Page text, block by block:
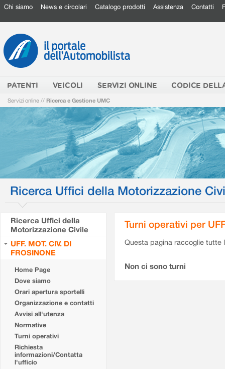
Chi siamo News e circolari Catalogo prodotti Assistenza Contatti
PATENTI VEICOLI SERVIZI ONLINE CODICE
Servizi online // Ricerca e Gestione UMC
Ricerca Uffici della Motorizzazione
Ricerca Uffici della
Motorizzazione Civile
UFF. MOT. CIV. DI
FROSINONE
Home Page
Dove siamo
Orari apertura sportelli
Organizzazione e contatti
Avvisi all'utenza
Normative
Turni operativi
Richiesta
informazioni/Contatta
l'ufficio
Turni operativi per
Questa pagina raccoglie tutte
Non ci sono turni